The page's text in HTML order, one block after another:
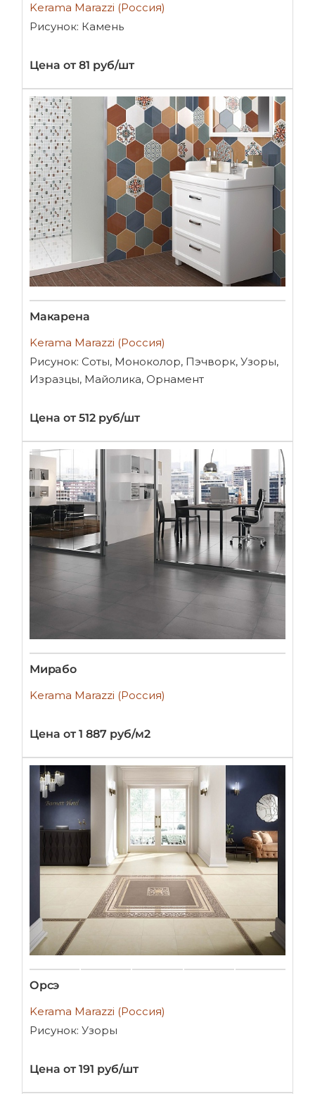
Kerama Marazzi (Россия)
Рисунок: Камень
Цена от 81 руб/шт
Макарена
Kerama Marazzi (Россия)
Рисунок: Соты, Моноколор, Пэчворк, Узоры,
Изразцы, Майолика, Орнамент
Цена от 512 руб/шт
Мирабо
Kerama Marazzi (Россия)
Цена от 1 887 руб/м2
Орсэ
Kerama Marazzi (Россия)
Рисунок: Узоры
Цена от 191 руб/шт